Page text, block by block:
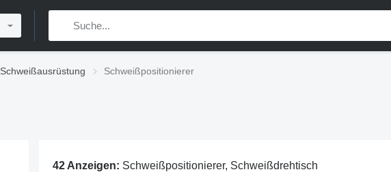
Schweißausrüstung Schweißpositionierer
42 Anzeigen: Schweißpositionierer, Schweißdrehtisch